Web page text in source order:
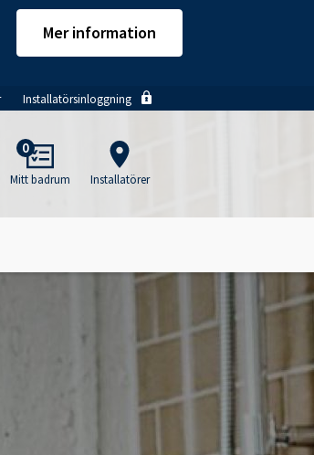
Mer information
Installatörsinloggning
0
Mitt badrum
navigation
Installatörer